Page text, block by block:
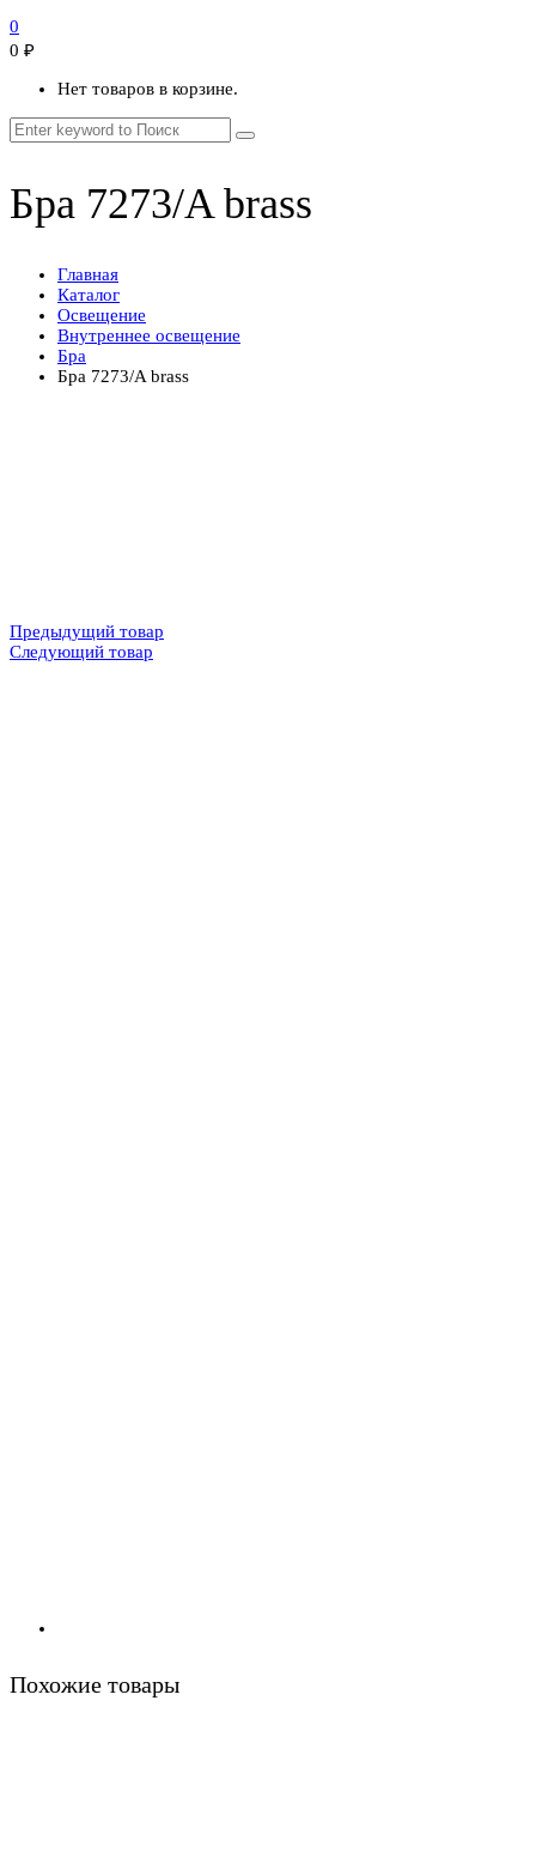
0
0 ₽
Нет товаров в корзине.
Бра 7273/A brass
Главная
Каталог
Освещение
Внутреннее освещение
Бра
Бра 7273/A brass
Предыдущий товар
Следующий товар
Похожие товары